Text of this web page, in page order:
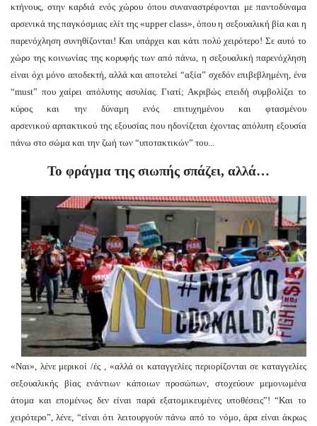
κτήνους, στην καρδιά ενός χώρου όπου συναναστρέφονται με παντοδύναμα
αρσενικά της παγκόσμιας ελίτ της «upper class», όπου η σεξουαλική βία και η
παρενόχληση συνηθίζονται! Kαι υπάρχει και κάτι πολύ χειρότερο! Σε αυτό το
χώρο της κοινωνίας της κορυφής των από πάνω, η σεξουαλική παρενόχληση
είναι όχι μόνο αποδεκτή, αλλά και αποτελεί “αξία” σχεδόν επιβεβλημένη, ένα
“must” που χαίρει απόλυτης ασυλίας. Γιατί; Ακριβώς επειδή συμβολίζει το
κύρος και την δύναμη ενός επιτυχημένου και φτασμένου
αρσενικού αρπακτικού της εξουσίας που ηδονίζεται έχοντας απόλυτη εξουσία
πάνω στο σώμα και την ζωή των “υποτακτικών” του...
Το φράγμα της σιωπής σπάζει, αλλά…
«Ναι», λένε μερικοί /ές , «αλλά οι καταγγελίες περιορίζονται σε καταγγελίες
σεξουαλικής βίας ενάντιων κάποιων προσώπων, στοχεύουν μεμονωμένα
άτομα και επομένως δεν είναι παρά εξατομικευμένες υποθέσεις”! “Και το
χειρότερο”, λένε, “είναι ότι λειτουργούν πάνω από το νόμο, άρα είναι άκρως